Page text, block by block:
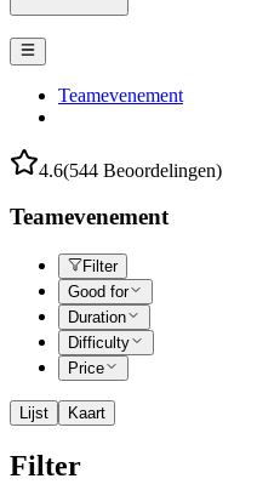
Teamevenement
4.6(544 Beoordelingen)
Teamevenement
Filter
Good for
Duration
Difficulty
Price
Lijst Kaart
Filter